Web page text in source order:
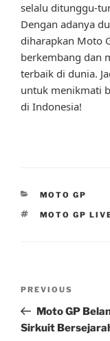
selalu ditunggu-
Dengan adanya
diharapkan Moto
berkembang dan
terbaik di dunia.
untuk menikmati
di Indonesia!
CATEGORIES
MOTO GP
TAGS
MOTO GP
Previous
Post
PREVIOUS
Moto GP
Sirkuit